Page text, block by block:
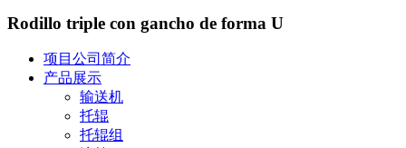
Rodillo triple con gancho de forma U
项目公司简介
产品展示
输送机
托辊
托辊组